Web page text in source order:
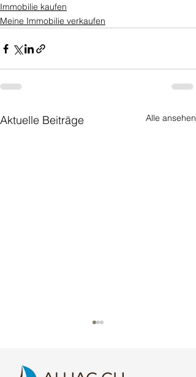
Immobilie kaufen
Meine Immobilie verkaufen
Aktuelle Beiträge Alle ansehen